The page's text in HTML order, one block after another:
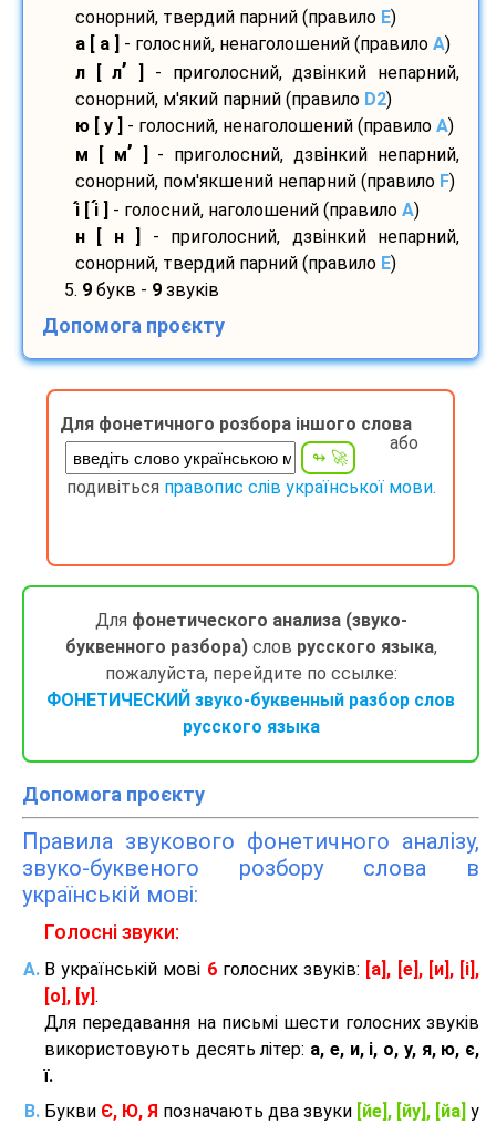
сонорний, твердий парний (правило E)
а [ а ]
- голосний, ненаголошений (правило A)
л [ л’
- приголосний, дзвінкий непарний,
сонорний, м'який парний (правило D2)
ю [ у ]
- голосний, ненаголошений (правило A)
м [ м’
- приголосний, дзвінкий непарний,
сонорний, пом'якшений непарний (правило F)
і [ і - голосний, наголошений (правило A)
н [ н ]
- приголосний, дзвінкий непарний,
сонорний, твердий парний (правило E)
5. 9 букв - 9 звуків
Допомога проєкту
Для фонетичного розбора іншого слова
або
подивіться правопис слів української мови.
Для фонетического анализа (звуко-
буквенного разбора)слов русского языка,
пожалуйста, перейдите по ссылке:
ФОНЕТИЧЕСКИЙ звуко-буквенный разбор слов
русского языка
Допомога проєкту
Правила звукового фонетичного аналізу,
звуко-буквеного розбору слова в
українській мові:
Голосні звуки:
В українській мові 6голосних звуків:
[а], [е], [и], [і],
[о], [у] .
Для передавання на письмі шести голосних звуків
використовують десять літер: а, е, и, і, о, у, я, ю, є,
ї.
Букви Є, Ю, Я позначають два звуки [йе], [йу], [йа] у